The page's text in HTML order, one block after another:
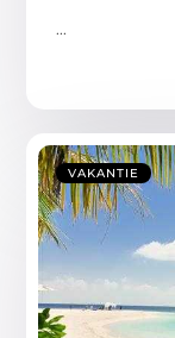
...
VAKANTIE